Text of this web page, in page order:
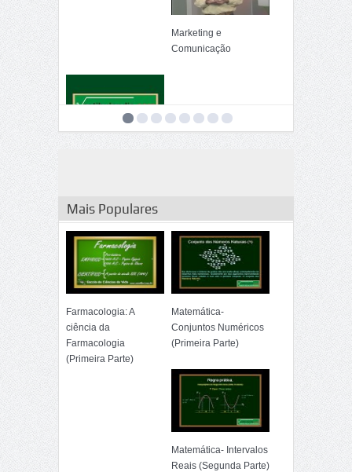
Marketing e
Comunicação
Mais Populares
Farmacologia: A
ciência da
Farmacologia
(Primeira Parte)
Matemática-
Conjuntos Numéricos
(Primeira Parte)
Matemática- Intervalos
Reais (Segunda Parte)